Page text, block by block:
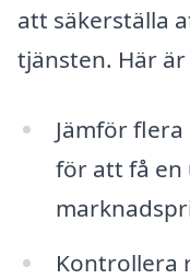
att säkerställa
tjänsten. Här
Jämför
för att få
Kontrollera